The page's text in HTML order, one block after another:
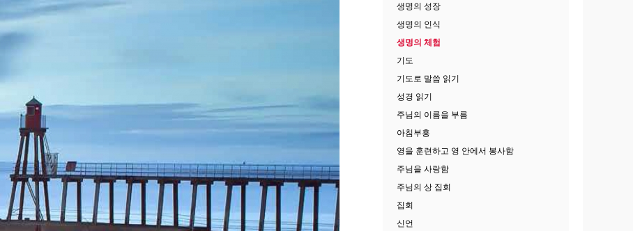
생명의 성장
생명의 인식
생명의 체험
기도
기도로 말씀 읽기
성경 읽기
주님의 이름을 부름
아침부흥
영을 훈련하고 영 안에서 봉사함
주님을 사랑함
주님의 상 집회
집회
신언